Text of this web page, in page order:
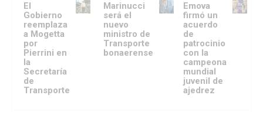
El
Gobierno
reemplaza
a Mogetta
por
Pierrini en
la
Secretaría
de
Transporte
Marinucci
será el
nuevo
ministro de
Transporte
bonaerense
Emova
firmó un
acuerdo
de
patrocinio
con la
campeona
mundial
juvenil de
ajedrez